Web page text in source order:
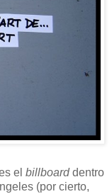
el billboarddentro
(por cierto,